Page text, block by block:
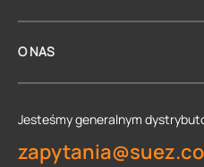
O NAS
Jesteśmy generalnym